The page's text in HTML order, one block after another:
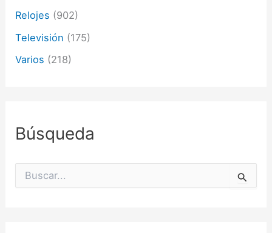
Relojes (902)
Televisión (175)
Varios (218)
Búsqueda